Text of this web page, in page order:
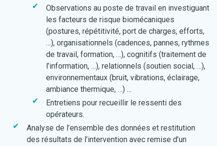
Observations au poste de travail en investiguant
les facteurs de risque biomécaniques
(postures, répétitivité, port de charges, efforts,
…), organisationnels (cadences, pannes, rythmes
de travail, formation, …), cognitifs (traitement de
l’information, …), relationnels (soutien social, …),
environnementaux (bruit, vibrations, éclairage,
ambiance thermique, …) …
Entretiens pour recueillir le ressenti des
opérateurs.
Analyse de l’ensemble des données et restitution
des résultats de l’intervention avec remise d’un